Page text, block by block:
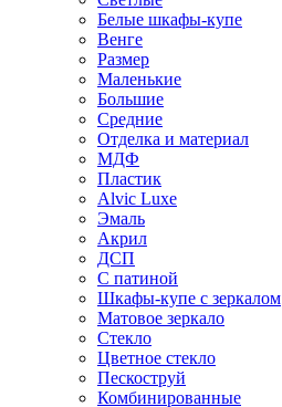
Белые шкафы-купе
Венге
Размер
Маленькие
Большие
Средние
Отделка и материал
МДФ
Пластик
Alvic Luxe
Эмаль
Акрил
ДСП
С патиной
Шкафы-купе с зеркалом
Матовое зеркало
Стекло
Цветное стекло
Пескоструй
Комбинированные